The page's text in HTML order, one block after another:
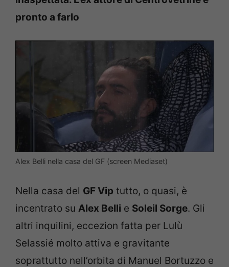
pronto a farlo
Alex Belli nella casa del GF (screen Mediaset)
Nella casa del GF Vip tutto, o quasi, è
incentrato su Alex Belli e Soleil Sorge. Gli
altri inquilini, eccezion fatta per Lulù
Selassié molto attiva e gravitante
soprattutto nell’orbita di Manuel Bortuzzo e